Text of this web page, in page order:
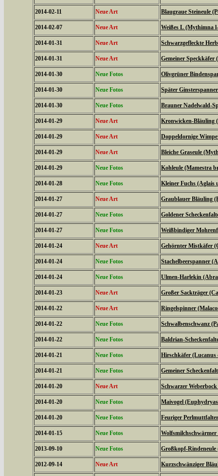
2014-02-11 Neue Art Blaugraue Steineule
2014-02-07 Neue Art Weißes L (Mythimna
2014-01-31 Neue Art Schwarzgefleckte
2014-01-31 Neue Art Gemeiner Speckkäfer
2014-01-30 Neue Fotos Olivgrüner
2014-01-30 Neue Fotos Später
2014-01-30 Neue Fotos Brauner Nadelwald-
2014-01-29 Neue Art Kronwicken-Bläuling
2014-01-29 Neue Art Doppeldornige
2014-01-29 Neue Art Bleiche Graseule
2014-01-29 Neue Fotos Kohleule (Mamestra
2014-01-28 Neue Fotos Kleiner Fuchs (Aglais
2014-01-27 Neue Art Graublauer Bläuling
2014-01-27 Neue Fotos Goldener
2014-01-27 Neue Fotos Weißbindiger
2014-01-24 Neue Art Gehörnter Mistkäfer
2014-01-24 Neue Fotos Stachelbeerspanner
2014-01-24 Neue Fotos Ulmen-Harlekin
2014-01-23 Neue Art Großer Sackträger
2014-01-22 Neue Art Ringelspinner
2014-01-22 Neue Fotos Schwalbenschwanz
2014-01-22 Neue Fotos Baldrian-
2014-01-21 Neue Fotos Hirschkäfer (Lucanus
2014-01-21 Neue Fotos Gemeiner
2014-01-20 Neue Art Schwarzer
2014-01-20 Neue Fotos Maivogel
2014-01-20 Neue Fotos Feuriger
2014-01-15 Neue Fotos
2013-09-10 Neue Fotos Großkopf-Rindeneule
2012-09-14 Neue Art Kurzschwänziger